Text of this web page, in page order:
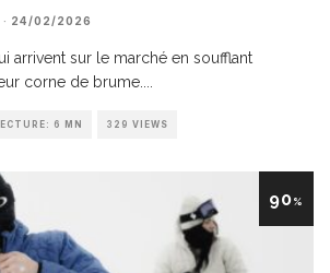
· 24/02/2026
arrivent sur le marché en soufflant
corne de brume.
6 MN 329 VIEWS
90%